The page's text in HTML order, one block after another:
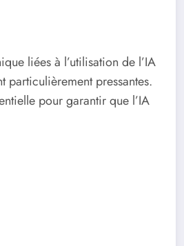
liées à l’utilisation de l’IA
particulièrement pressantes.
pour garantir que l’IA